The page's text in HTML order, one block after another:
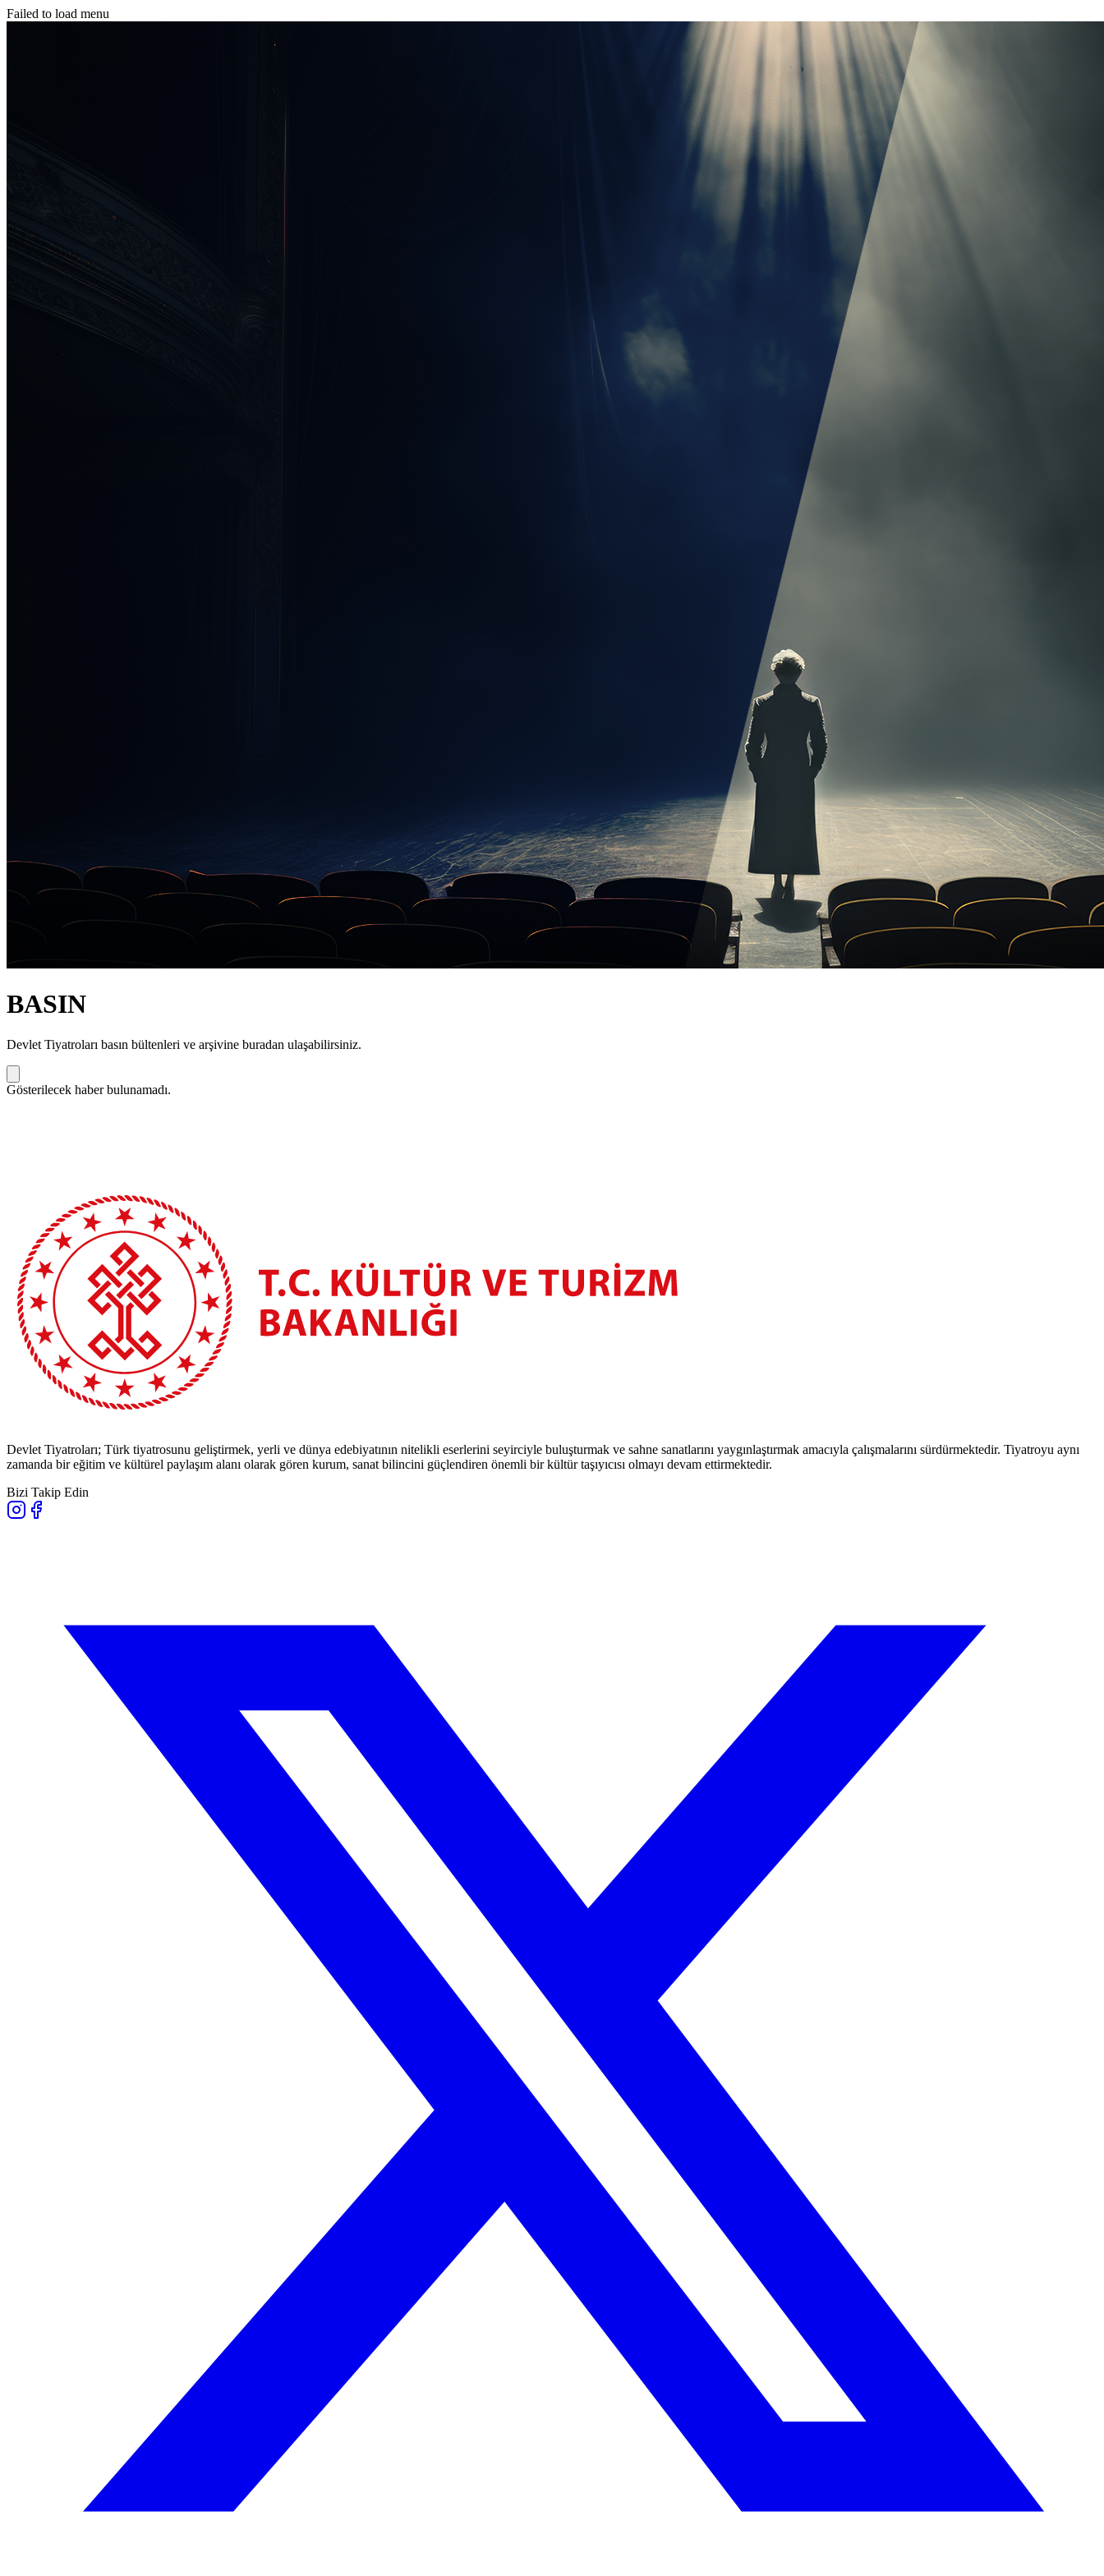
Failed to load menu
BASIN
Devlet Tiyatroları basın bültenleri ve arşivine buradan ulaşabilirsiniz.
Gösterilecek haber bulunamadı.
Devlet Tiyatroları; Türk tiyatrosunu geliştirmek, yerli ve dünya edebiyatının nitelikli eserlerini seyirciyle buluşturmak ve sahne sanatlarını yaygınlaştırmak amacıyla çalışmalarını sürdürmektedir. Tiyatroyu aynı
zamanda bir eğitim ve kültürel paylaşım alanı olarak gören kurum, sanat bilincini güçlendiren önemli bir kültür taşıyıcısı olmayı devam ettirmektedir.
Bizi Takip Edin